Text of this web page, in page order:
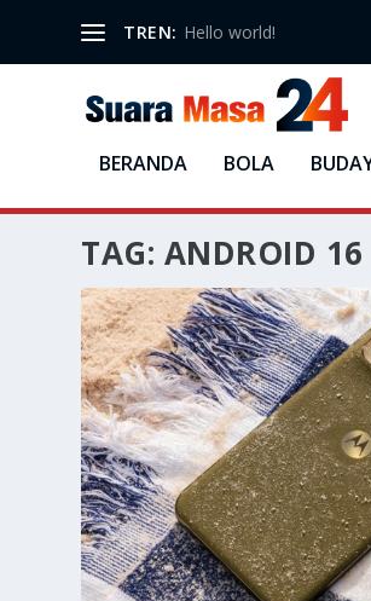
TREN: Hello world!
BERANDA BOLA
TAG: ANDROID 16